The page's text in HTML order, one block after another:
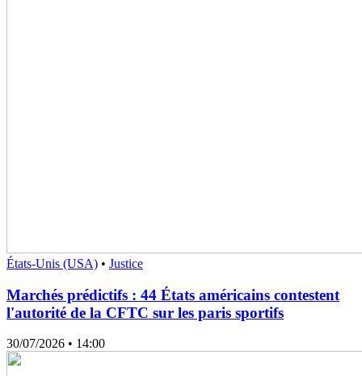
États-Unis (USA) • Justice
Marchés prédictifs : 44 États américains contestent
l'autorité de la CFTC sur les paris sportifs
30/07/2026 • 14:00